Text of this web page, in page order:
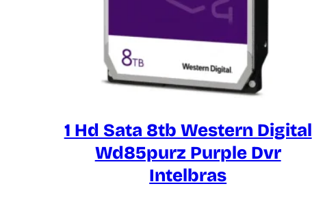
1 Hd Sata 8tb Western Digital
Wd85purz Purple Dvr
Intelbras